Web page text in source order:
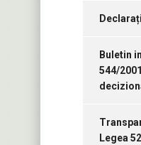
Buletin
544/
Legea